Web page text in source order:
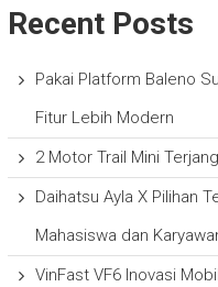
Recent Posts
Pakai Platform Baleno
Fitur Lebih Modern
2 Motor Trail Mini
Daihatsu Ayla X Pilihan
Mahasiswa dan
VinFast VF6 Inovasi